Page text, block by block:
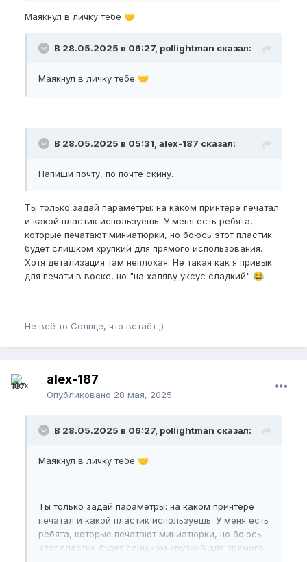
изображение.
войдите, чтобы увидеть скрытое
почту, по почте скину.
Маякнул в личку тебе 🤝
В 28.05.2025 в 06:27, pollightman сказал:
Маякнул в личку тебе 🤝
В 28.05.2025 в 05:31, alex-187 сказал:
Напиши почту, по почте скину.
Ты только задай параметры: на каком принтере печатал
и какой пластик используешь. У меня есть ребята,
которые печатают миниатюрки, но боюсь этот пластик
будет слишком хрупкий для прямого использования.
Хотя детализация там неплохая. Не такая как я привык
для печати в воске, но "на халяву уксус сладкий" 😂
Не всё то Солнце, что встаёт ;)
alex-187
Опубликовано 28 мая, 2025
В 28.05.2025 в 06:27, pollightman сказал:
Маякнул в личку тебе 🤝
Ты только задай параметры: на каком принтере
печатал и какой пластик используешь. У меня есть
ребята, которые печатают миниатюрки, но боюсь
этот пластик будет слишком хрупкий для прямого